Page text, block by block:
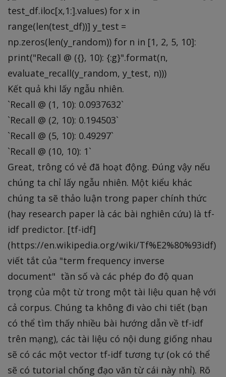
test_df.iloc[x,1:].values) for x in
range(len(test_df))] y_test =
np.zeros(len(y_random)) for n in [1, 2, 5, 10]:
print("Recall @ ({}, 10): {:g}".format(n,
evaluate_recall(y_random, y_test, n)))
Kết quả khi lấy ngẫu nhiên.
`Recall @ (1, 10): 0.0937632`
`Recall @ (2, 10): 0.194503`
`Recall @ (5, 10): 0.49297`
`Recall @ (10, 10): 1`
Great, trông có vẻ đã hoạt động. Đúng vậy nếu
chúng ta chỉ lấy ngẫu nhiên. Một kiểu khác
chúng ta sẽ thảo luận trong paper chính thức
(hay research paper là các bài nghiên cứu) là tf-
idf predictor. [tf-idf]
(https://en.wikipedia.org/wiki/Tf%E2%80%93idf) là
viết tắt của "term frequency inverse
document" tần số và các phép đo độ quan
trọng của một từ trong một tài liệu quan hệ với
cả corpus. Chúng ta không đi vào chi tiết (bạn
có thể tìm thấy nhiều bài hướng dẫn về tf-idf
trên mạng), các tài liệu có nội dung giống nhau
sẽ có các một vector tf-idf tương tự (ok có thể
sẽ có tutorial chống đạo văn từ cái này nhỉ). Rõ